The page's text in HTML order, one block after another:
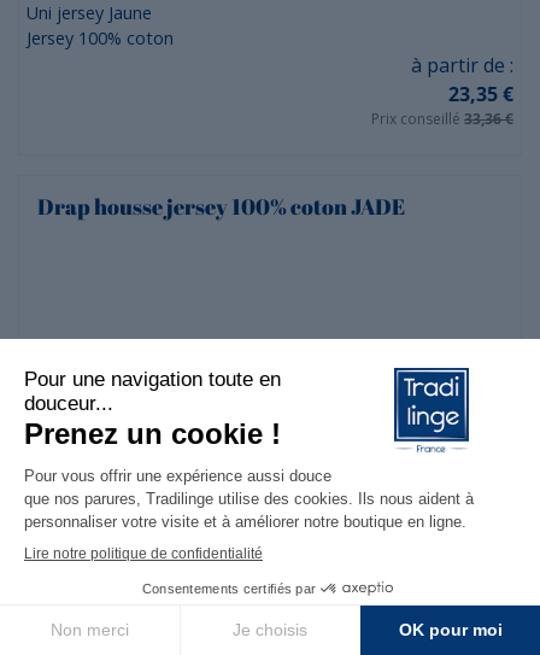
(1 avis)
Uni jersey Jaune
Jersey 100% coton
à partir de :
23,35 €
Prix conseillé 33,36 €
Drap housse jersey 100% coton JADE
9.5/10